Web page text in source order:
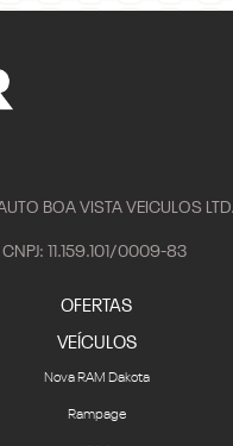
BOA VISTA VEICULOS
CNPJ: 11.159.101/0009-83
OFERTAS
VEÍCULOS
Nova RAM Dakota
Rampage